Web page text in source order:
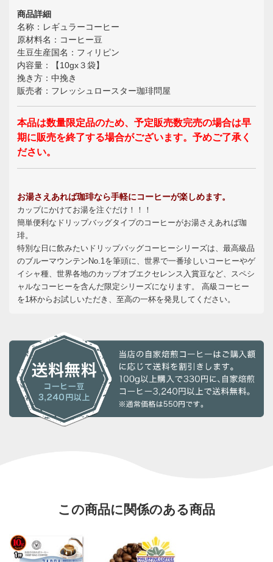
商品詳細
名称：レギュラーコーヒー
原材料名：コーヒー豆
生豆生産国名：フィリピン
内容量：【10gx３袋】
挽き方：中挽き
販売者：フレッシュロースター珈琲問屋
本品は数量限定品のため、予定販売数完売の場合は早
期に販売を終了する場合がございます。予めご了承く
ださい。
お湯さえあれば珈琲なら手軽にコーヒーが楽しめます。
カップにかけてお湯を注ぐだけ！！！
簡単便利なドリップバッグタイプのコーヒーがお湯さえあれば珈
琲。
特別な日に飲みたいドリップバッグコーヒーシリーズは、最高級品
のブルーマウンテンNo.1を筆頭に、世界で一番珍しいコーヒーやゲ
イシャ種、世界各地のカップオブエクセレンス入賞豆など、スペシ
ャルなコーヒーを含んだ限定シリーズになります。 高級コーヒー
を1杯からお試しいただき、至高の一杯を発見してください。
この商品に関係のある商品